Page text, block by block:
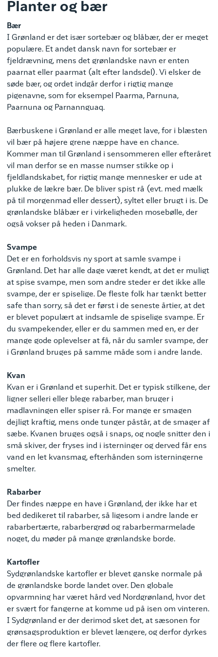
Planter og bær
Bær
I Grønland er det især sortebær og blåbær, der er meget
populære. Et andet dansk navn for sortebær er
fjeldrævning, mens det grønlandske navn er enten
paarnat eller paarmat (alt efter landsdel). Vi elsker de
søde bær, og ordet indgår derfor i rigtig mange
pigenavne, som for eksempel Paarma, Parnuna,
Paarnuna og Parnannguaq.
Bærbuskene i Grønland er alle meget lave, for i blæsten
vil bær på højere grene næppe have en chance.
Kommer man til Grønland i sensommeren eller efteråret
vil man derfor se en masse numser stikke op i
fjeldlandskabet, for rigtig mange mennesker er ude at
plukke de lækre bær. De bliver spist rå (evt. med mælk
på til morgenmad eller dessert), syltet eller brugt i is. De
grønlandske blåbær er i virkeligheden mosebølle, der
også vokser på heden i Danmark.
Svampe
Det er en forholdsvis ny sport at samle svampe i
Grønland. Det har alle dage været kendt, at det er muligt
at spise svampe, men som andre steder er det ikke alle
svampe, der er spiselige. De fleste folk har tænkt better
safe than sorry, så det er først i de seneste årtier, at det
er blevet populært at indsamle de spiselige svampe. Er
du svampekender, eller er du sammen med en, er der
mange gode oplevelser at få, når du samler svampe, der
i Grønland bruges på samme måde som i andre lande.
Kvan
Kvan er i Grønland et superhit. Det er typisk stilkene, der
ligner selleri eller blege rabarber, man bruger i
madlavningen eller spiser rå. For mange er smagen
dejligt kraftig, mens onde tunger påstår, at de smager af
sæbe. Kvanen bruges også i snaps, og nogle snitter den i
små skiver, der fryses ind i isterninger og derved får ens
vand en let kvansmag, efterhånden som isterningerne
smelter.
Rabarber
Der findes næppe en have i Grønland, der ikke har et
bed dedikeret til rabarber, så ligesom i andre lande er
rabarbertærte, rabarbergrød og rabarbermarmelade
noget, du møder på mange grønlandske borde.
Kartofler
Sydgrønlandske kartofler er blevet ganske normale på
de grønlandske borde landet over. Den globale
opvarmning har været hård ved Nordgrønland, hvor det
er svært for fangerne at komme ud på isen om vinteren.
I Sydgrønland er der derimod sket det, at sæsonen for
grønsagsproduktion er blevet længere, og derfor dyrkes
der flere og flere kartofler.